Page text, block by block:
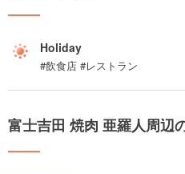
Holiday
#飲食店 #レストラン
富士吉田 焼肉 亜羅人周辺